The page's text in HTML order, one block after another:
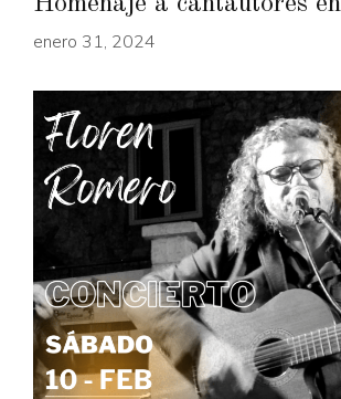
enero 31, 2024